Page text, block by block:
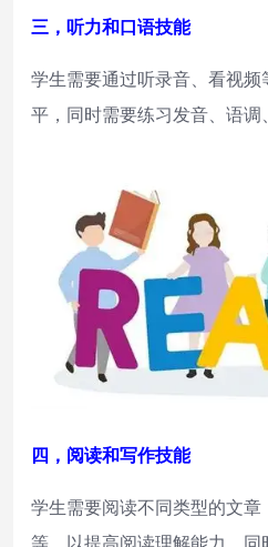
三，听力和口语技能
学生需要通过听录音、看视
平，同时需要练习发音、语调
四，阅读和写作技能
学生需要阅读不同类型的文